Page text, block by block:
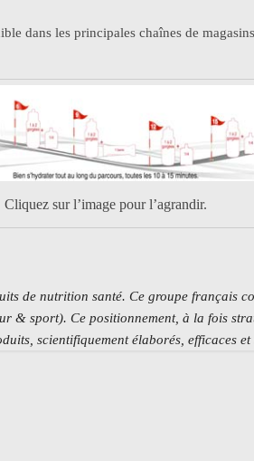
dans les principales chaînes de
Cliquez sur l’image pour l’agrandir.
de nutrition santé. Ce groupe français
& sport). Ce positionnement, à la fois
scientifiquement élaborés, efficaces et